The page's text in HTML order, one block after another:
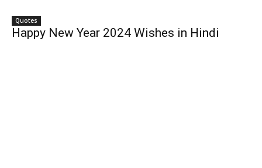
Quotes
Happy New Year 2024 Wishes in Hindi